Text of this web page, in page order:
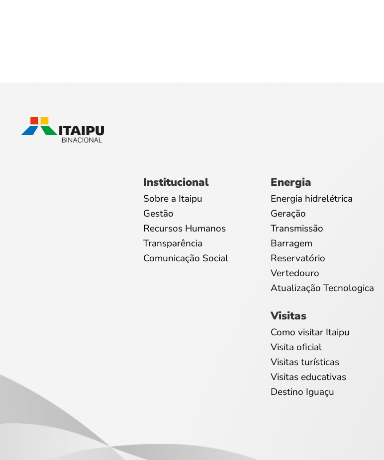
Institucional
Sobre a Itaipu
Gestão
Recursos Humanos
Transparência
Comunicação Social
Energia
Energia hidrelétrica
Geração
Transmissão
Barragem
Reservatório
Vertedouro
Atualização Tecnologica
Visitas
Como visitar Itaipu
Visita oficial
Visitas turísticas
Visitas educativas
Destino Iguaçu